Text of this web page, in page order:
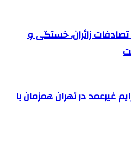
زائران، خستگی و
جرایم غیرعمد در تهران همزمان با